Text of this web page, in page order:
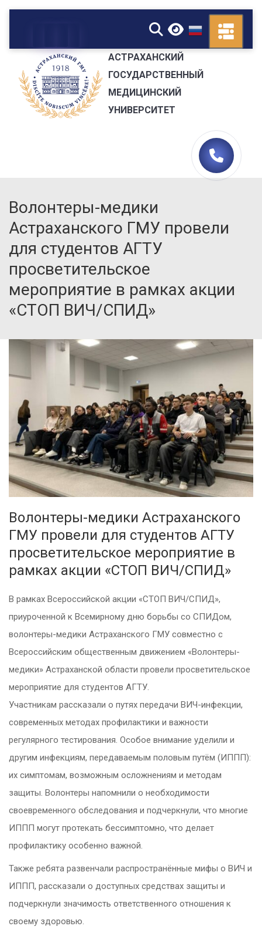
▼
АСТРАХАНСКИЙ
ГОСУДАРСТВЕННЫЙ
МЕДИЦИНСКИЙ
УНИВЕРСИТЕТ
Волонтеры-медики
Астраханского ГМУ провели
для студентов АГТУ
просветительское
мероприятие в рамках акции
«СТОП ВИЧ/СПИД»
Волонтеры-медики Астраханского
ГМУ провели для студентов АГТУ
просветительское мероприятие в
рамках акции «СТОП ВИЧ/СПИД»
В рамках Всероссийской акции «СТОП ВИЧ/СПИД»,
приуроченной к Всемирному дню борьбы со СПИДом,
волонтеры-медики Астраханского ГМУ совместно с
Всероссийским общественным движением «Волонтеры-
медики» Астраханской области провели просветительское
мероприятие для студентов АГТУ.
Участникам рассказали о путях передачи ВИЧ-инфекции,
современных методах профилактики и важности
регулярного тестирования. Особое внимание уделили и
другим инфекциям, передаваемым половым путём (ИППП):
их симптомам, возможным осложнениям и методам
защиты. Волонтеры напомнили о необходимости
своевременного обследования и подчеркнули, что многие
ИППП могут протекать бессимптомно, что делает
профилактику особенно важной.
Также ребята развенчали распространённые мифы о ВИЧ и
ИППП, рассказали о доступных средствах защиты и
подчеркнули значимость ответственного отношения к
своему здоровью.